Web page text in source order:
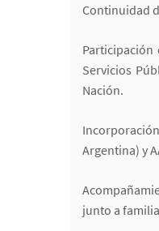
Continuidad
Participación
Servicios
Nación.
Argentina) y
junto a